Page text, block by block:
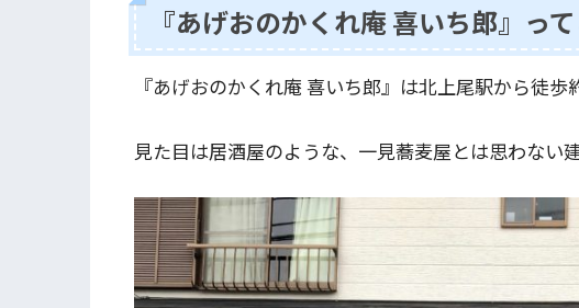
『あげおのかくれ庵 喜いち郎』っ
『あげおのかくれ庵 喜いち郎』は北上尾駅から徒歩
見た目は居酒屋のような、一見蕎麦屋とは思わない